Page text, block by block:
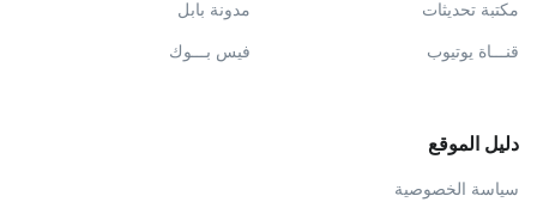
مكتبة تحديثات
قنـــاة يوتيوب
مدونة بابل
فيس بـــوك
دليل الموقع
سياسة الخصوصية